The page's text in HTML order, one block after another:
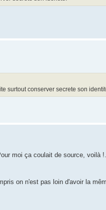
surtout conserver secrete son
moi ça coulait de source, voilà
on n'est pas loin d'avoir la